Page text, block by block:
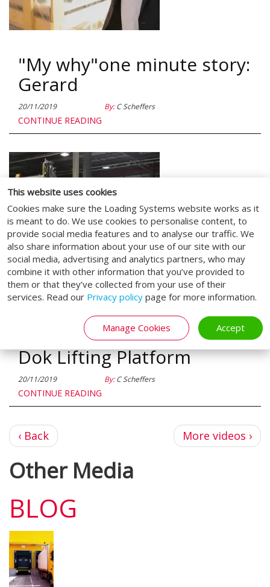
This website uses cookies
Cookies make sure the Loading Systems website works as it
is meant to do. We use cookies to personalise content, to
provide social media features and to analyse our traffic. We
also share information about your use of our site with our
social media, advertising and analytics partners, who may
combine it with other information that you’ve provided to
them or that they’ve collected from your use of their
services. Read our Privacy policy page for more information.
Manage Cookies Accept
"My why"one minute story:
Gerard
20/11/2019 By:C Scheffers
CONTINUE READING
Loading Systems Double
Dok Lifting Platform
20/11/2019 By:C Scheffers
CONTINUE READING
←
‹ Back
Следующая
страница
More videos ›
Other Media
BLOG